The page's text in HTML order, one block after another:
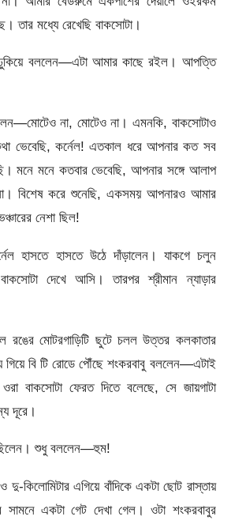
তার মধ্যে রেখেছি বাকসোটা।
ঢুকিয়ে বললেন—এটা আমার কাছে রইল। আপত্তি
না, মোটেও না। এমনকি, বাকসোটাও
ভেবেছি, কর্নেল! এতকাল ধরে আপনার কত সব
মনে মনে কতবার ভেবেছি, আপনার সঙ্গে আলাপ
বিশেষ করে শুনেছি, একসময় আপনারও আমার
নেশা ছিল!
হাসতে হাসতে উঠে দাঁড়ালেন। যাকগে চলুন
দেখে আসি। তারপর শ্রীমান ন্যাড়ার
রঙের মোটরগাড়িটি ছুটে চলল উত্তর কলকাতার
গিয়ে বি টি রোডে পৌঁছে শংকরবাবু বললেন—এটাই
বাকসোটা ফেরত দিতে বলেছে, সে জায়গাটা
দূরে।
শুধু বললেন—হুম!
দু-কিলোমিটার এগিয়ে বাঁদিকে একটা ছোট রাস্তায়
একটা গেট দেখা গেল। ওটা শংকরবাবুর